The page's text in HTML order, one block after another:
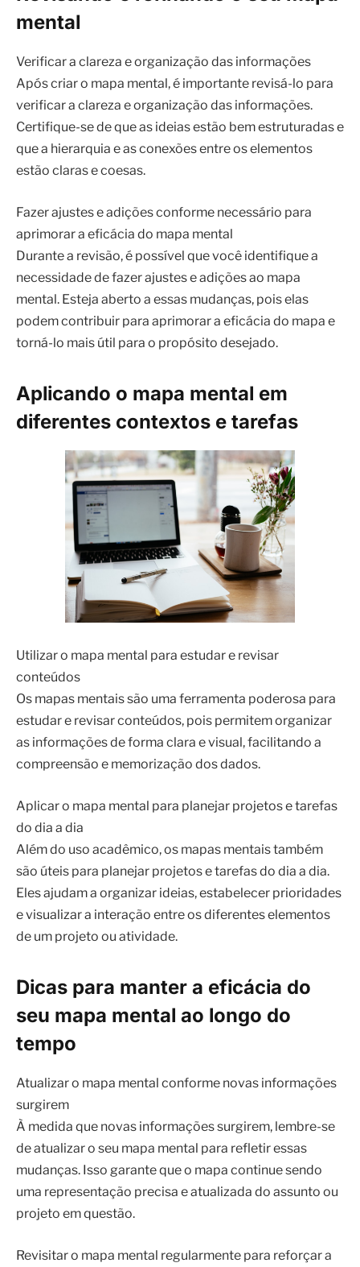
mental
Verificar a clareza e organização das informações
Após criar o mapa mental, é importante revisá-lo para
verificar a clareza e organização das informações.
Certifique-se de que as ideias estão bem estruturadas e
que a hierarquia e as conexões entre os elementos
estão claras e coesas.
Fazer ajustes e adições conforme necessário para
aprimorar a eficácia do mapa mental
Durante a revisão, é possível que você identifique a
necessidade de fazer ajustes e adições ao mapa
mental. Esteja aberto a essas mudanças, pois elas
podem contribuir para aprimorar a eficácia do mapa e
torná-lo mais útil para o propósito desejado.
Aplicando o mapa mental em
diferentes contextos e tarefas
Utilizar o mapa mental para estudar e revisar
conteúdos
Os mapas mentais são uma ferramenta poderosa para
estudar e revisar conteúdos, pois permitem organizar
as informações de forma clara e visual, facilitando a
compreensão e memorização dos dados.
Aplicar o mapa mental para planejar projetos e tarefas
do dia a dia
Além do uso acadêmico, os mapas mentais também
são úteis para planejar projetos e tarefas do dia a dia.
Eles ajudam a organizar ideias, estabelecer prioridades
e visualizar a interação entre os diferentes elementos
de um projeto ou atividade.
Dicas para manter a eficácia do
seu mapa mental ao longo do
tempo
Atualizar o mapa mental conforme novas informações
surgirem
À medida que novas informações surgirem, lembre-se
de atualizar o seu mapa mental para refletir essas
mudanças. Isso garante que o mapa continue sendo
uma representação precisa e atualizada do assunto ou
projeto em questão.
Revisitar o mapa mental regularmente para reforçar a